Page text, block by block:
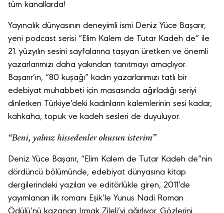
tüm kanallarda!
Yayıncılık dünyasının deneyimli ismi Deniz Yüce Başarır,
yeni podcast serisi “Elim Kalem de Tutar Kadeh de” ile
21. yüzyılın sesini sayfalarına taşıyan üretken ve önemli
yazarlarımızı daha yakından tanıtmayı amaçlıyor.
Başarır’ın, “80 kuşağı” kadın yazarlarımızı tatlı bir
edebiyat muhabbeti için masasında ağırladığı seriyi
dinlerken Türkiye’deki kadınların kalemlerinin sesi kadar,
kahkaha, topuk ve kadeh sesleri de duyuluyor.
“Beni, yalnız hissedenler okusun isterim”
Deniz Yüce Başarır, “Elim Kalem de Tutar Kadeh de”nin
dördüncü bölümünde, edebiyat dünyasına kitap
dergilerindeki yazıları ve editörlükle giren, 2011’de
yayımlanan ilk romanı Eşik’le Yunus Nadi Roman